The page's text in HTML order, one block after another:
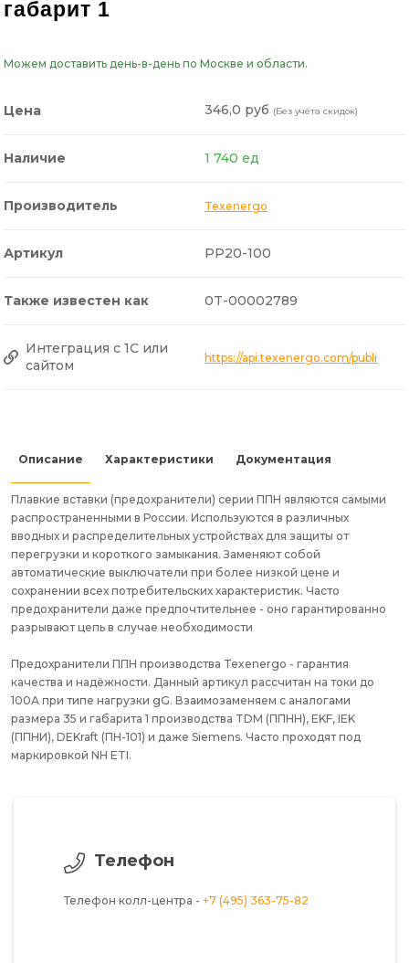
габарит 1
Можем доставить день-в-день по Москве и области.
Цена 346,0 руб (Без учёта скидок)
Наличие 1 740 ед
Производитель Texenergo
Артикул PP20-100
Также известен как 0T-00002789
Интеграция с 1С или
сайтом
https://api.texenergo.com/public/
Описание Характеристики Документация
Плавкие вставки (предохранители) серии ППН являются самыми
распространенными в России. Используются в различных
вводных и распределительных устройствах для защиты от
перегрузки и короткого замыкания. Заменяют собой
автоматические выключатели при более низкой цене и
сохранении всех потребительских характеристик. Часто
предохранители даже предпочтительнее - оно гарантированно
разрывают цепь в случае необходимости
Предохранители ППН производства Texenergo - гарантия
качества и надёжности. Данный артикул рассчитан на токи до
100А при типе нагрузки gG. Взаимозаменяем с аналогами
размера 35 и габарита 1 производства TDM (ППНН), EKF, IEK
(ППНИ), DEKraft (ПН-101) и даже Siemens. Часто проходят под
маркировкой NH ETI.
Телефон
Телефон колл-центра - +7 (495) 363-75-82